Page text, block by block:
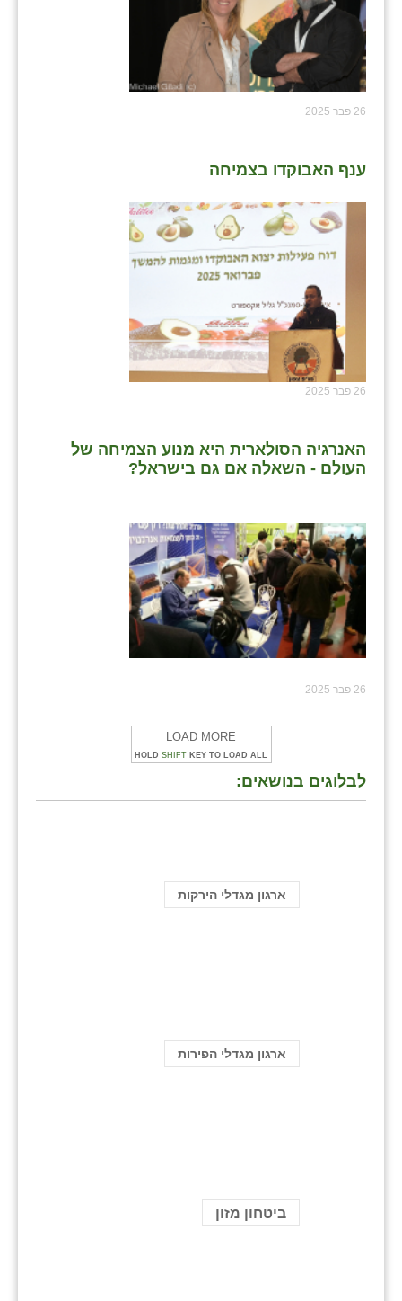
26 פבר 2025
ענף האבוקדו בצמיחה
26 פבר 2025
האנרגיה הסולארית היא מנוע הצמיחה של
העולם - השאלה אם גם בישראל?
26 פבר 2025
LOAD MORE
HOLD SHIFT KEY TO LOAD ALL
לבלוגים בנושאים:
ארגון מגדלי הירקות
ארגון מגדלי הפירות
ביטחון מזון